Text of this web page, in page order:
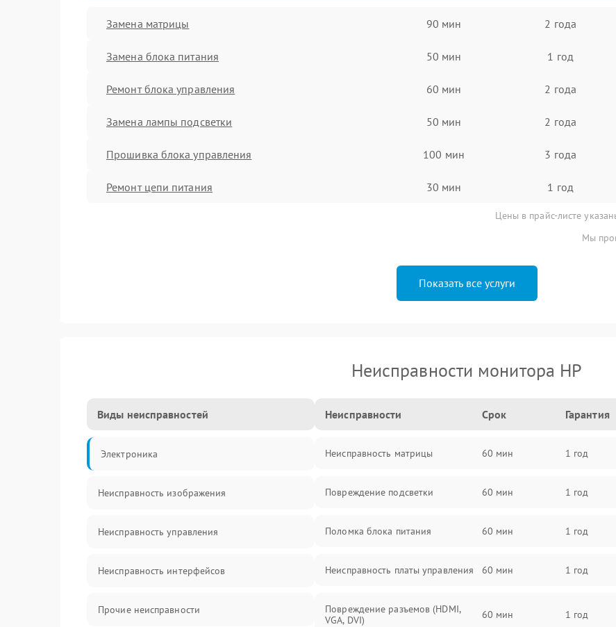
Замена матрицы 90 мин 2 года
Замена блока питания 50 мин 1 год
Ремонт блока управления 60 мин 2 года
Замена лампы подсветки 50 мин 2 года
Прошивка блока управления 100 мин 3 года
Ремонт цепи питания 30 мин 1 год
Цены в прайс-листе
Мы
Показать все услуги
Неисправности монитора HP
Виды неисправностей
Электроника
Неисправность изображения
Неисправность управления
Неисправность интерфейсов
Прочие неисправности
Неисправности Срок Гарантия
Неисправность матрицы 60 мин 1 год
Повреждение подсветки 60 мин 1 год
Поломка блока питания 60 мин 1 год
Неисправность платы управления 60 мин 1 год
Повреждение разъемов (HDMI,
VGA, DVI)
60 мин 1 год